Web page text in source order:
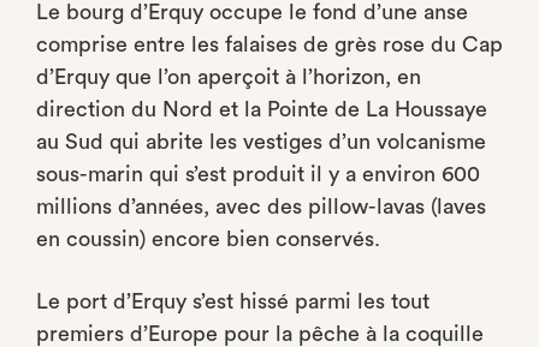
Le bourg d’Erquy occupe le fond d’une anse
comprise entre les falaises de grès rose du Cap
d’Erquy que l’on aperçoit à l’horizon, en
direction du Nord et la Pointe de La Houssaye
au Sud qui abrite les vestiges d’un volcanisme
sous-marin qui s’est produit il y a environ 600
millions d’années, avec des pillow-lavas (laves
en coussin) encore bien conservés.
Le port d’Erquy s’est hissé parmi les tout
premiers d’Europe pour la pêche à la coquille